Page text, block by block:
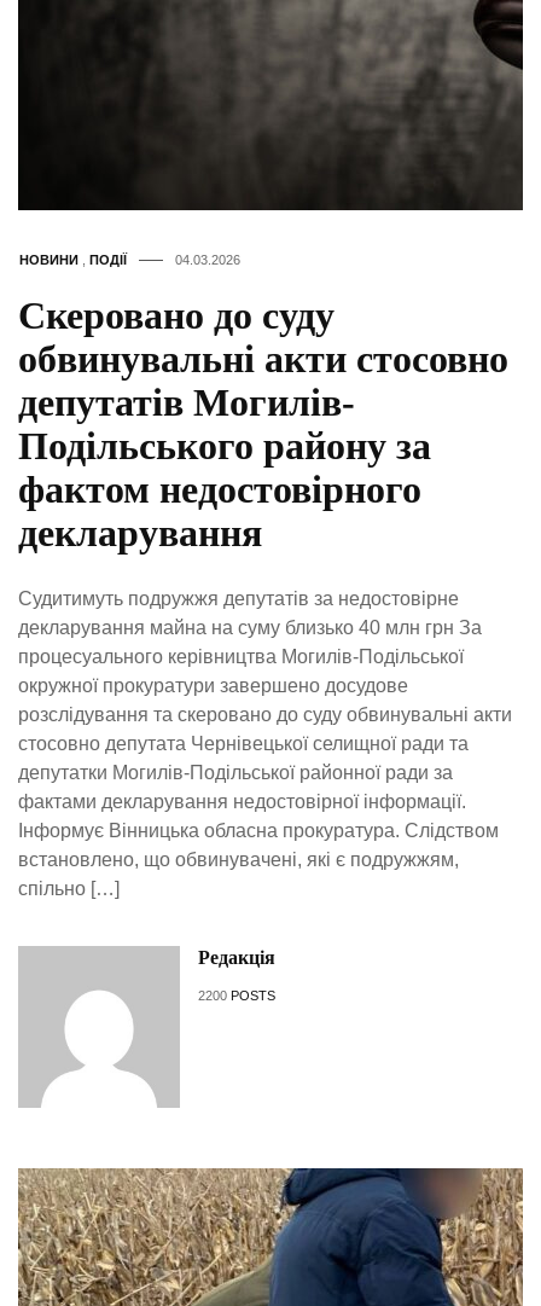
НОВИНИ ПОДІЇ 04.03.2026
Скеровано до суду
обвинувальні акти стосовно
депутатів Могилів-
Подільського району за
фактом недостовірного
декларування
Судитимуть подружжя депутатів за недостовірне
декларування майна на суму близько 40 млн грн За
процесуального керівництва Могилів-Подільської
окружної прокуратури завершено досудове
розслідування та скеровано до суду обвинувальні акти
стосовно депутата Чернівецької селищної ради та
депутатки Могилів-Подільської районної ради за
фактами декларування недостовірної інформації.
Інформує Вінницька обласна прокуратура. Слідством
встановлено, що обвинувачені, які є подружжям,
спільно […]
Редакція
2200 POSTS